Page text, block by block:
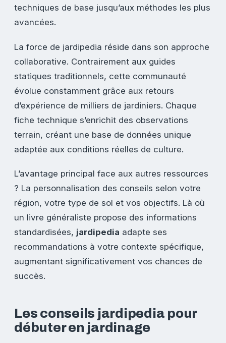
techniques de base jusqu’aux méthodes les plus
avancées.
La force de jardipedia réside dans son approche
collaborative. Contrairement aux guides
statiques traditionnels, cette communauté
évolue constamment grâce aux retours
d’expérience de milliers de jardiniers. Chaque
fiche technique s’enrichit des observations
terrain, créant une base de données unique
adaptée aux conditions réelles de culture.
L’avantage principal face aux autres ressources
? La personnalisation des conseils selon votre
région, votre type de sol et vos objectifs. Là où
un livre généraliste propose des informations
standardisées, jardipedia adapte ses
recommandations à votre contexte spécifique,
augmentant significativement vos chances de
succès.
Les conseils jardipedia pour
débuter en jardinage